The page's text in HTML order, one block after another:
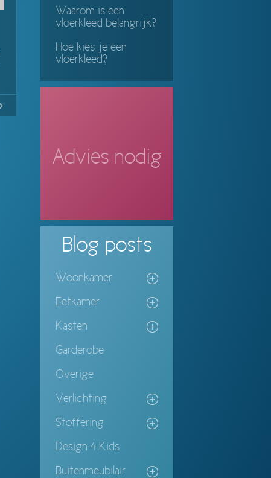
Waarom is een
vloerkleed belangrijk?
Hoe kies je een
vloerkleed?
Advies nodig
Blog posts
Woonkamer
Eetkamer
Kasten
Garderobe
Overige
Verlichting
Stoffering
Design 4 Kids
Buitenmeubilair